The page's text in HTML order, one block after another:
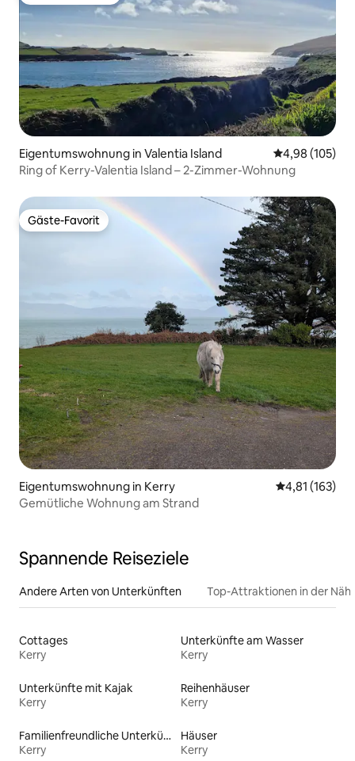
Eigentumswohnung in Valentia Island
4,98 (105)
Ring of Kerry-Valentia Island – 2-Zimmer-Wohnung
Gäste-Favorit
Gäste-Favorit
Eigentumswohnung in Kerry
4,81 (163)
Gemütliche Wohnung am Strand
Spannende Reiseziele
Andere Arten von Unterkünften Top-Attraktionen in der
Cottages
Kerry
Unterkünfte am Wasser
Kerry
Unterkünfte mit Kajak
Kerry
Reihenhäuser
Kerry
Familienfreundliche Unterkünfte
Kerry
Häuser
Kerry